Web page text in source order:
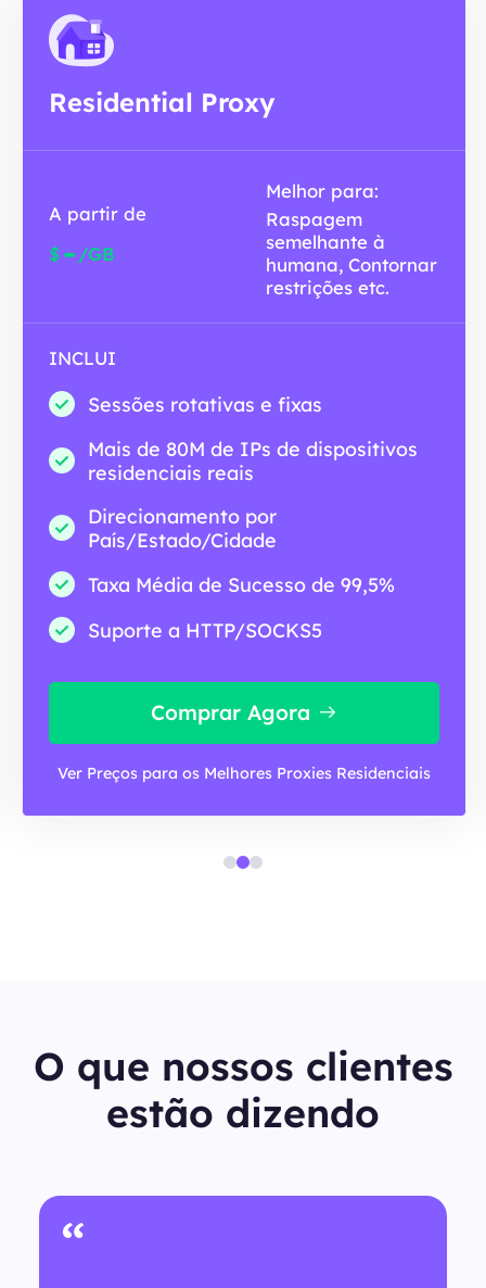
Residential Proxy
A partir de
$- /GB
Melhor para:
Raspagem
semelhante à
humana, Contornar
restrições etc.
INCLUI
Sessões rotativas e fixas
Mais de 80M de IPs de dispositivos
residenciais reais
Direcionamento por
País/Estado/Cidade
Taxa Média de Sucesso de 99,5%
Suporte a HTTP/SOCKS5
Comprar Agora
Ver Preços para os Melhores Proxies Residenciais
O que nossos clientes
estão dizendo
“